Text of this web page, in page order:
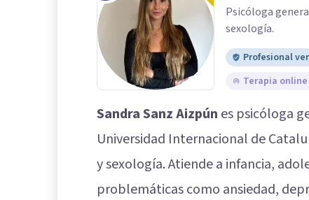
Psicóloga
sexología.
Profesional
Terapia online
Sandra Sanz Aizpún es psicóloga
Universidad Internacional de
y sexología. Atiende a infancia,
problemáticas como ansiedad,